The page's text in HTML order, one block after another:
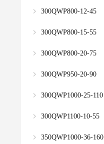
300QWP800-12-45
300QWP800-15-55
300QWP800-20-75
300QWP950-20-90
300QWP1000-25-110
300QWP1100-10-55
350QWP1000-36-160